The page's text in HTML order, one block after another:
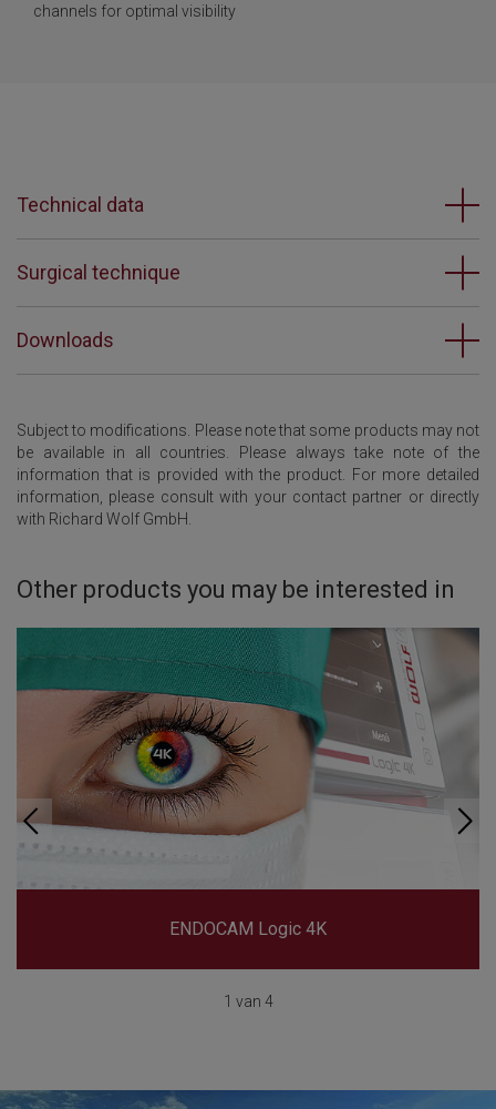
channels for optimal visibility
Technical data
Surgical technique
Downloads
Subject to modifications. Please note that some products may not
be available in all countries. Please always take note of the
information that is provided with the product. For more detailed
information, please consult with your contact partner or directly
with Richard Wolf GmbH.
Other products you may be interested in
ENDOCAM Logic 4K
1 van 4